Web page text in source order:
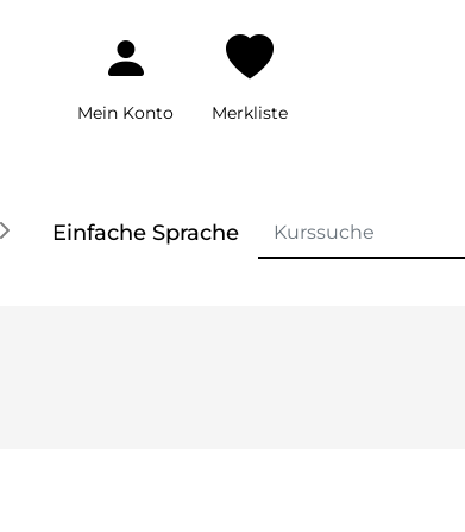
Mein Konto Merkliste
Einfache Sprache